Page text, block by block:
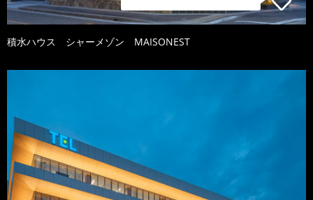
積水ハウス シャーメゾン MAISONEST